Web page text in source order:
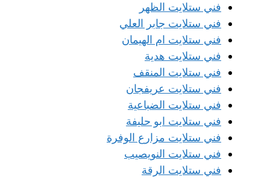
فني ستلايت الظهر
فني ستلايت جابر العلي
فني ستلايت ام الهيمان
فني ستلايت هدية
فني ستلايت المنقف
فني ستلايت عريفجان
فني ستلايت الضباعية
فني ستلايت ابو حليفة
فني ستلايت مزارع الوفرة
فني ستلايت النويصيب
فني ستلايت الرقة